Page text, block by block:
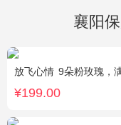
襄阳
放飞心情 9朵粉玫瑰，满天星、栀子
¥199.00